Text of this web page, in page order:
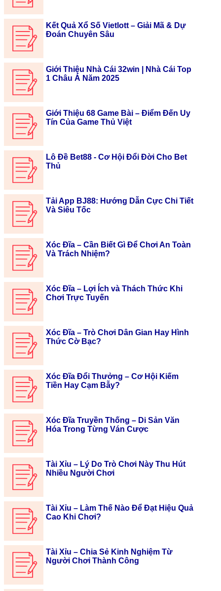
Kết Quả Xổ Số Vietlott – Giải Mã & Dự
Đoán Chuyên Sâu
Giới Thiệu Nhà Cái 32win | Nhà Cái Top
1 Châu Á Năm 2025
Giới Thiệu 68 Game Bài – Điểm Đến Uy
Tín Của Game Thủ Việt
Lô Đề Bet88 - Cơ Hội Đổi Đời Cho Bet
Thủ
Tải App BJ88: Hướng Dẫn Cực Chi Tiết
Và Siêu Tốc
Xóc Đĩa – Cần Biết Gì Để Chơi An Toàn
Và Trách Nhiệm?
Xóc Đĩa – Lợi Ích và Thách Thức Khi
Chơi Trực Tuyến
Xóc Đĩa – Trò Chơi Dân Gian Hay Hình
Thức Cờ Bạc?
Xóc Đĩa Đổi Thưởng – Cơ Hội Kiếm
Tiền Hay Cạm Bẫy?
Xóc Đĩa Truyền Thống – Di Sản Văn
Hóa Trong Từng Ván Cược
Tài Xỉu – Lý Do Trò Chơi Này Thu Hút
Nhiều Người Chơi
Tài Xỉu – Làm Thế Nào Để Đạt Hiệu Quả
Cao Khi Chơi?
Tài Xỉu – Chia Sẻ Kinh Nghiệm Từ
Người Chơi Thành Công